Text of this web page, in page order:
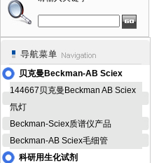
贝克曼Beckman-AB Sciex
144667贝克曼Beckman AB Sciex
氘灯
Beckman-Sciex质谱仪产品
Beckman-AB Sciex毛细管
科研用生化试剂